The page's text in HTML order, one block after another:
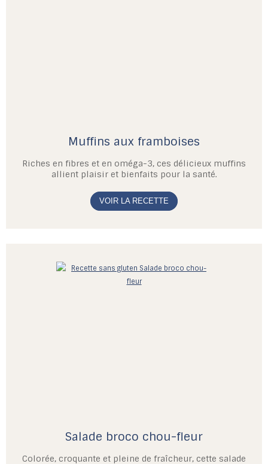
Muffins aux framboises
Riches en fibres et en oméga-3, ces délicieux muffins
allient plaisir et bienfaits pour la santé.
VOIR LA RECETTE
Salade broco chou-fleur
Colorée, croquante et pleine de fraîcheur, cette salade